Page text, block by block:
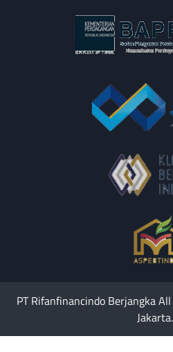
PT Rifanfinancindo Berjangka
Jakarta.